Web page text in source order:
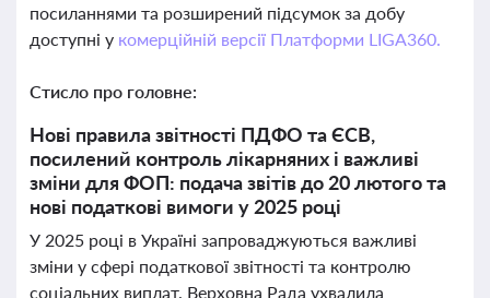
посиланнями та розширений підсумок за добу
доступні у комерційній версії Платформи LIGA360.
Стисло про головне:
Нові правила звітності ПДФО та ЄСВ,
посилений контроль лікарняних і важливі
зміни для ФОП: подача звітів до 20 лютого та
нові податкові вимоги у 2025 році
У 2025 році в Україні запроваджуються важливі
зміни у сфері податкової звітності та контролю
соціальних виплат. Верховна Рада ухвалила